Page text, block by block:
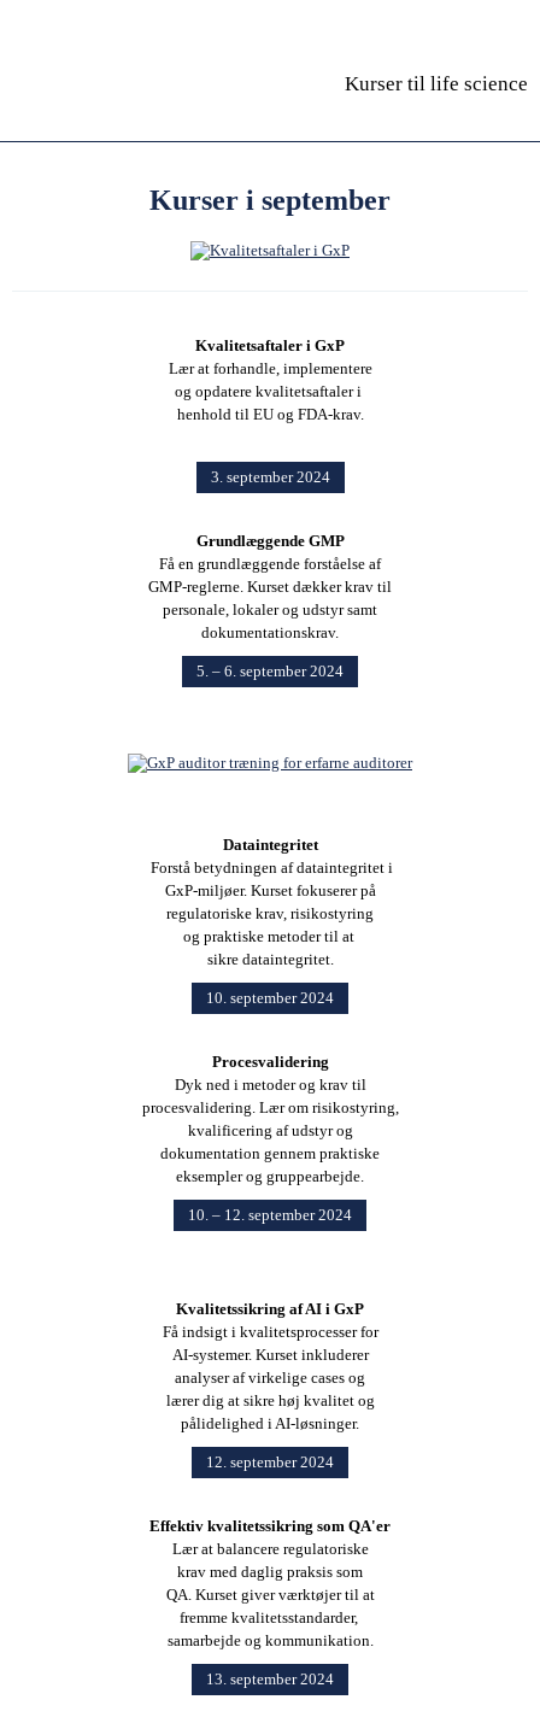
Kurser til life science
Kurser i september
Kvalitetsaftaler i GxP
Lær at forhandle, implementere
og opdatere kvalitetsaftaler i
henhold til EU og FDA-krav.
3. september 2024
Grundlæggende GMP
Få en grundlæggende forståelse af
GMP-reglerne. Kurset dækker krav til
personale, lokaler og udstyr samt
dokumentationskrav.
5. – 6. september 2024
Dataintegritet
Forstå betydningen af dataintegritet i
GxP-miljøer. Kurset fokuserer på
regulatoriske krav, risikostyring
og praktiske metoder til at
sikre dataintegritet.
10. september 2024
Procesvalidering
Dyk ned i metoder og krav til
procesvalidering. Lær om risikostyring,
kvalificering af udstyr og
dokumentation gennem praktiske
eksempler og gruppearbejde.
10. – 12. september 2024
Kvalitetssikring af AI i GxP
Få indsigt i kvalitetsprocesser for
AI-systemer. Kurset inkluderer
analyser af virkelige cases og
lærer dig at sikre høj kvalitet og
pålidelighed i AI-løsninger.
12. september 2024
Effektiv kvalitetssikring som QA'er
Lær at balancere regulatoriske
krav med daglig praksis som
QA. Kurset giver værktøjer til at
fremme kvalitetsstandarder,
samarbejde og kommunikation.
13. september 2024